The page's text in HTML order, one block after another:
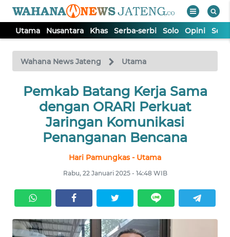
Utama Nusantara Khas Serba-serbi Solo Opini
Wahana News Jateng Utama
Pemkab Batang Kerja Sama
dengan ORARI Perkuat
Jaringan Komunikasi
Penanganan Bencana
Hari Pamungkas - Utama
Rabu, 22 Januari 2025 - 14:48 WIB
TV
Tutup
UTAMA
NUSANTARA
SERBI